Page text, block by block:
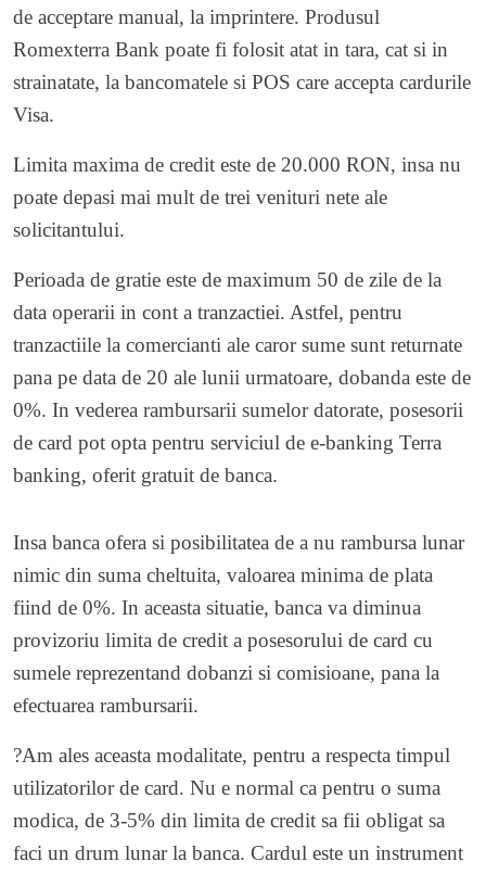
de acceptare manual, la imprintere. Produsul
Romexterra Bank poate fi folosit atat in tara, cat si in
strainatate, la bancomatele si POS care accepta cardurile
Visa.
Limita maxima de credit este de 20.000 RON, insa nu
poate depasi mai mult de trei venituri nete ale
solicitantului.
Perioada de gratie este de maximum 50 de zile de la
data operarii in cont a tranzactiei. Astfel, pentru
tranzactiile la comercianti ale caror sume sunt returnate
pana pe data de 20 ale lunii urmatoare, dobanda este de
0%. In vederea rambursarii sumelor datorate, posesorii
de card pot opta pentru serviciul de e-banking Terra
banking, oferit gratuit de banca.
Insa banca ofera si posibilitatea de a nu rambursa lunar
nimic din suma cheltuita, valoarea minima de plata
fiind de 0%. In aceasta situatie, banca va diminua
provizoriu limita de credit a posesorului de card cu
sumele reprezentand dobanzi si comisioane, pana la
efectuarea rambursarii.
?Am ales aceasta modalitate, pentru a respecta timpul
utilizatorilor de card. Nu e normal ca pentru o suma
modica, de 3-5% din limita de credit sa fii obligat sa
faci un drum lunar la banca. Cardul este un instrument